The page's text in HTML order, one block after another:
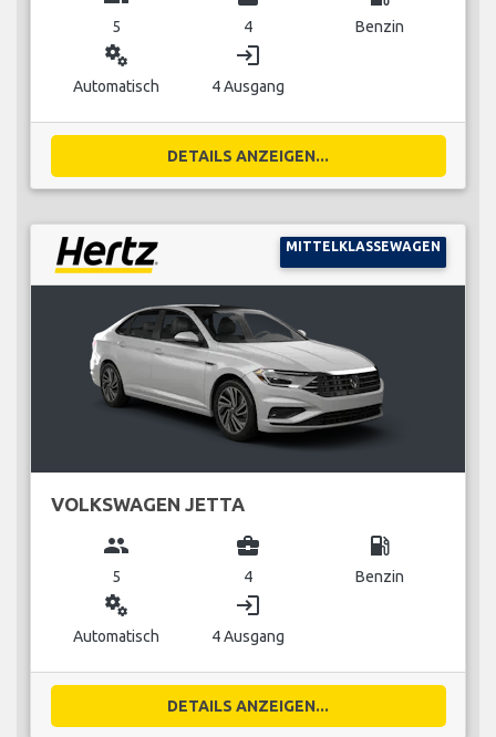
5 4 Benzin
miscellaneous_services
Automatisch
login
4 Ausgang
DETAILS ANZEIGEN...
MITTELKLASSEWAGEN
VOLKSWAGEN JETTA
group
5
business_center
4
local_gas_station
Benzin
miscellaneous_services
Automatisch
login
4 Ausgang
DETAILS ANZEIGEN...